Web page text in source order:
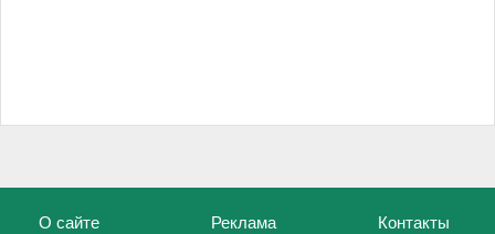
О сайте Реклама Контакты